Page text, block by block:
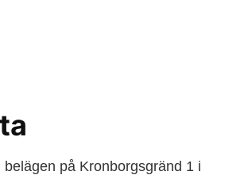
på Kronborgsgränd 1 i